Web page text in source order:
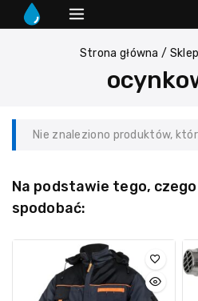
Strona główna / Sklep
Nie znaleziono produktów,
Na podstawie tego, czego
spodobać: